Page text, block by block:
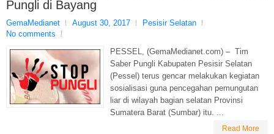
Pungli di Bayang
GemaMedianet August 30, 2017
Pesisir Selatan
No comments
PESSEL, (GemaMedianet.com) – Tim
Saber Pungli Kabupaten Pesisir Selatan
(Pessel) terus gencar melakukan kegiatan
sosialisasi guna pencegahan pemungutan
liar di wilayah bagian selatan Provinsi
Sumatera Barat (Sumbar) itu. ...
Read More